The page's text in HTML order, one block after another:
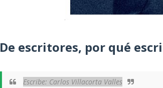
De escritores, por qué
Escribe: Carlos Villacorta Valles